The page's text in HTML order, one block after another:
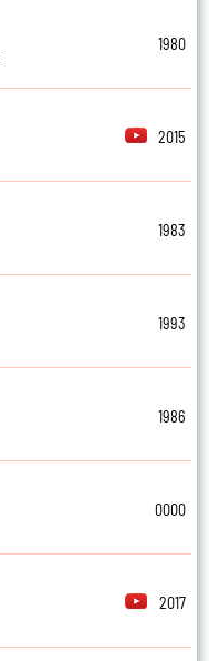
1980
2015
1983
1993
1986
0000
2017